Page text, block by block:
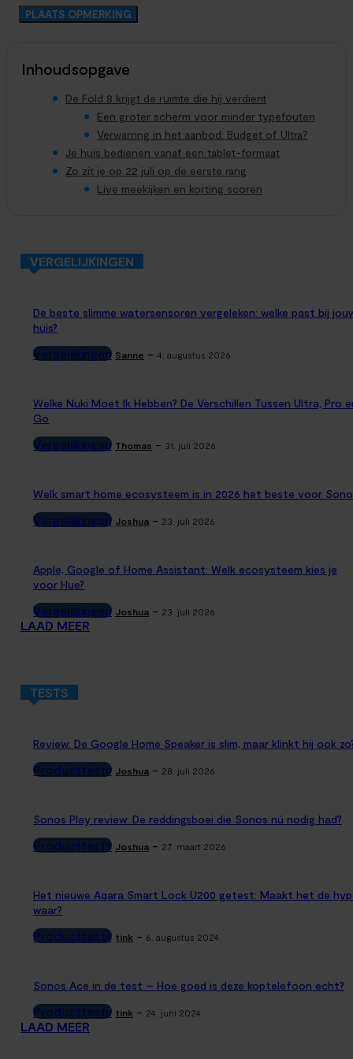
Inhoudsopgave
De Fold 8 krijgt de ruimte die hij verdient
Een groter scherm voor minder typefouten
Verwarring in het aanbod: Budget of Ultra?
Je huis bedienen vanaf een tablet-formaat
Zo zit je op 22 juli op de eerste rang
Live meekijken en korting scoren
VERGELIJKINGEN
De beste slimme watersensoren vergeleken: welke past bij
huis?
Vergelijkingen Sanne - 4. augustus 2026
Welke Nuki Moet Ik Hebben? De Verschillen Tussen Ultra, Pro
Go
Vergelijkingen Thomas - 31. juli 2026
Welk smart home ecosysteem is in 2026 het beste voor
Vergelijkingen Joshua - 23. juli 2026
Apple, Google of Home Assistant: Welk ecosysteem kies je
voor Hue?
Vergelijkingen Joshua - 23. juli 2026
LAAD MEER
TESTS
Review: De Google Home Speaker is slim, maar klinkt hij ook
Producttests Joshua - 28. juli 2026
Sonos Play review: De reddingsboei die Sonos nú nodig had?
Producttests Joshua - 27. maart 2026
Het nieuwe Aqara Smart Lock U200 getest: Maakt het de
waar?
Producttests tink - 6. augustus 2024
Sonos Ace in de test – Hoe goed is deze koptelefoon echt?
Producttests tink - 24. juni 2024
LAAD MEER